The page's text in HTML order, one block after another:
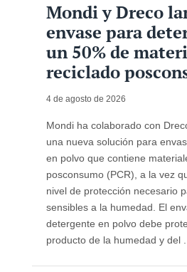
Mondi y Dreco
envase para
un 50% de
reciclado
4 de agosto de 2026
Mondi ha colaborado con
una nueva solución para
en polvo que contiene
posconsumo (PCR), a la vez
nivel de protección necesario
sensibles a la humedad. El
detergente en polvo debe
producto de la humedad y del